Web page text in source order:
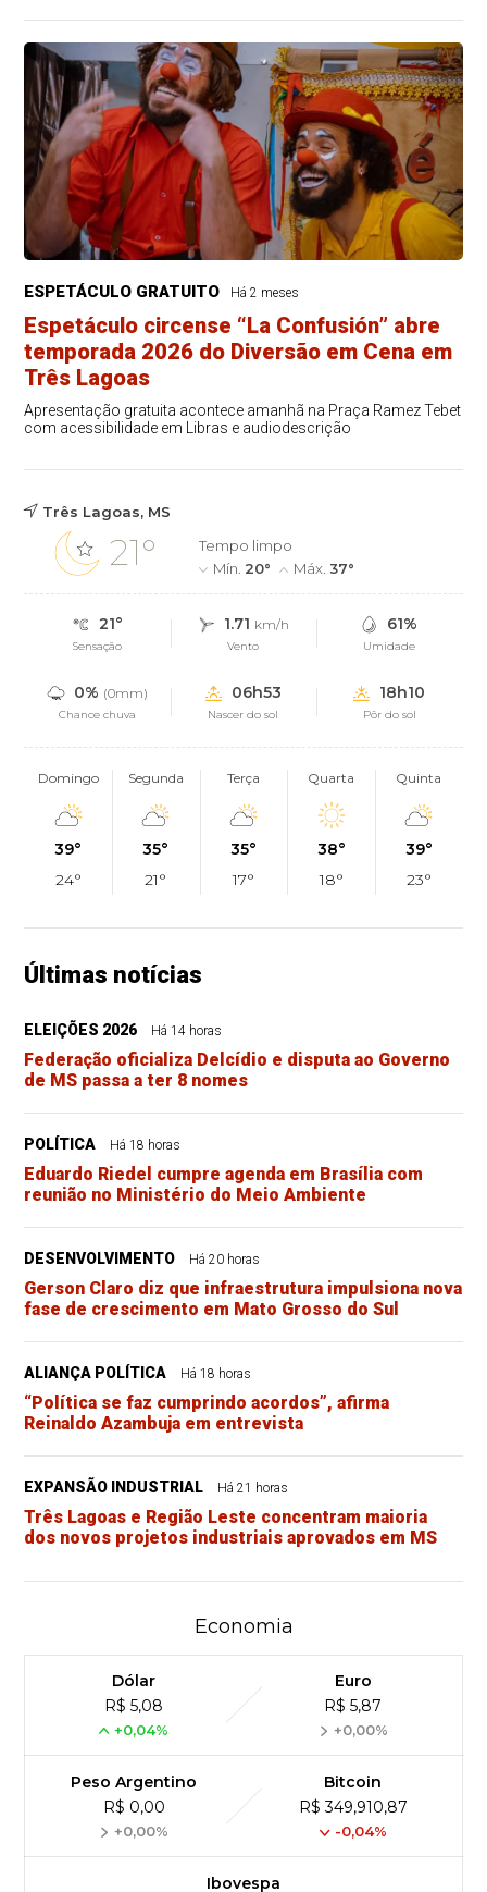
ESPETÁCULO GRATUITO Há 2 meses
Espetáculo circense “La Confusión” abre
temporada 2026 do Diversão em Cena em
Três Lagoas
Apresentação gratuita acontece amanhã na Praça Ramez Tebet
com acessibilidade em Libras e audiodescrição
Três Lagoas, MS
21°
Tempo limpo
Mín. 20° Máx.37°
21°
Sensação
1.71 km/h
Vento
61%
Umidade
0% (0mm)
Chance chuva
06h53
Nascer do sol
18h10
Pôr do sol
Domingo
39°
24°
Segunda
35°
21°
Terça
35°
17°
Quarta
38°
18°
Quinta
39°
23°
Últimas notícias
ELEIÇÕES 2026 Há 14 horas
Federação oficializa Delcídio e disputa ao Governo
de MS passa a ter 8 nomes
POLÍTICA Há 18 horas
Eduardo Riedel cumpre agenda em Brasília com
reunião no Ministério do Meio Ambiente
DESENVOLVIMENTO Há 20 horas
Gerson Claro diz que infraestrutura impulsiona nova
fase de crescimento em Mato Grosso do Sul
ALIANÇA POLÍTICA Há 18 horas
“Política se faz cumprindo acordos”, afirma
Reinaldo Azambuja em entrevista
EXPANSÃO INDUSTRIAL Há 21 horas
Três Lagoas e Região Leste concentram maioria
dos novos projetos industriais aprovados em MS
Economia
Dólar
R$ 5,08
+0,04%
Euro
R$ 5,87
+0,00%
Peso Argentino
R$ 0,00
+0,00%
Bitcoin
R$ 349,910,87
-0,04%
Ibovespa